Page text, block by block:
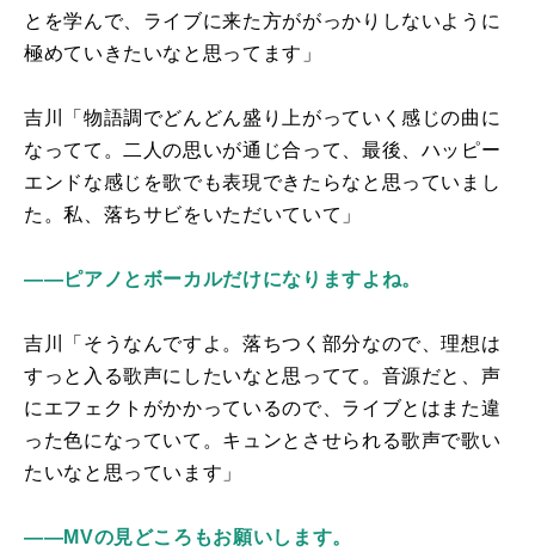
とを学んで、ライブに来た方ががっかりしないように
極めていきたいなと思ってます」
吉川「物語調でどんどん盛り上がっていく感じの曲に
なってて。二人の思いが通じ合って、最後、ハッピー
エンドな感じを歌でも表現できたらなと思っていまし
た。私、落ちサビをいただいていて」
――ピアノとボーカルだけになりますよね。
吉川「そうなんですよ。落ちつく部分なので、理想は
すっと入る歌声にしたいなと思ってて。音源だと、声
にエフェクトがかかっているので、ライブとはまた違
った色になっていて。キュンとさせられる歌声で歌い
たいなと思っています」
――MVの見どころもお願いします。